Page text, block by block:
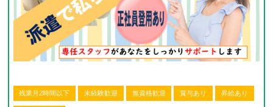
残業月2時間以下 未経験歓迎 無資格歓迎 賞与あり 昇給あり